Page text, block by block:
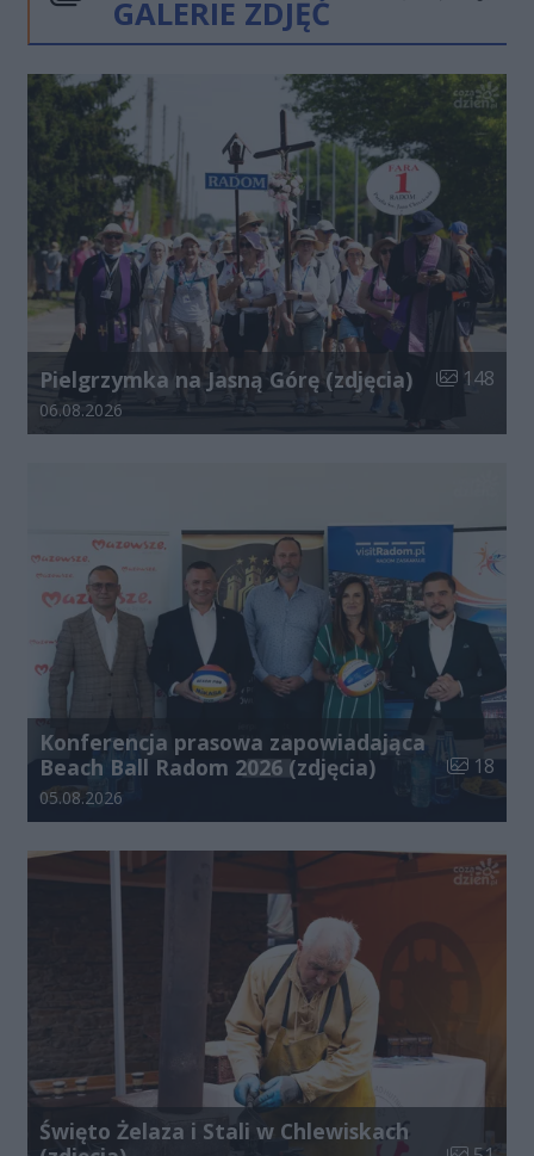
GALERIE ZDJĘĆ
Pielgrzymka na Jasną Górę (zdjęcia) Liczba
148
Data dodania galerii:
06.08.2026
Konferencja prasowa zapowiadająca
Beach Ball Radom 2026 (zdjęcia)
Liczba
18
Data dodania galerii:
05.08.2026
Święto Żelaza i Stali w Chlewiskach